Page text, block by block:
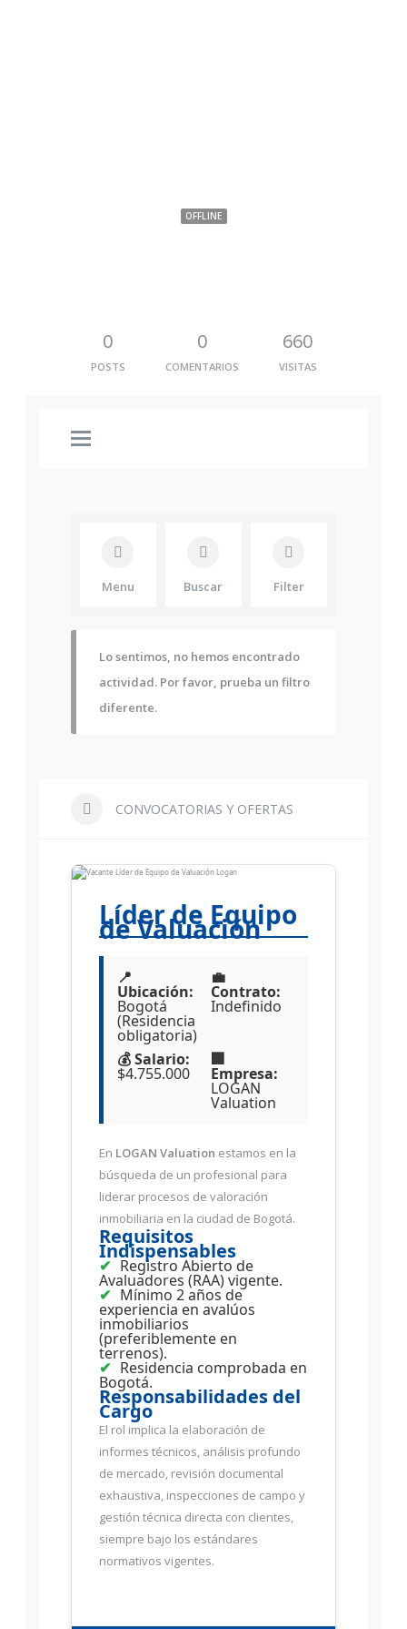
OFFLINE
0
POSTS
0
COMENTARIOS
660
VISITAS
Menu Buscar Filter
Lo sentimos, no hemos encontrado
actividad. Por favor, prueba un filtro
diferente.
CONVOCATORIAS Y OFERTAS
Líder de Equipo
de Valuación
📍
Ubicación:
Bogotá
(Residencia
obligatoria)
💼
Contrato:
Indefinido
💰 Salario:
$4.755.000
🏢
Empresa:
LOGAN
Valuation
En LOGAN Valuation estamos en la
búsqueda de un profesional para
liderar procesos de valoración
inmobiliaria en la ciudad de Bogotá.
Requisitos
Indispensables
Registro Abierto de
Avaluadores (RAA) vigente.
Mínimo 2 años de
experiencia en avalúos
inmobiliarios
(preferiblemente en
terrenos).
Residencia comprobada en
Bogotá.
Responsabilidades del
Cargo
El rol implica la elaboración de
informes técnicos, análisis profundo
de mercado, revisión documental
exhaustiva, inspecciones de campo y
gestión técnica directa con clientes,
siempre bajo los estándares
normativos vigentes.